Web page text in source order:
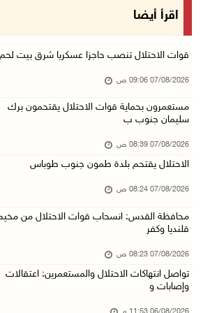
48 إصابة منذ بدء عدوان الاحتلال على مخيم قلند ...
الاحتلال يعتقل شابين من المغير
06/آب/2026 10:27 م
06/آب/2026 10:01 م
رئيس بلدية الخليل يطلع وفدا أميركيا على
06/آب/2026 09:59 م
إصابة مسن بجروح ورضوض إثر اعتداء جيش
06/آب/2026 09:13 م
ورشة توصي بخطة عاجلة لاستعادة التعليم
اقرأ أيضا
قوات الاحتلال تنصب حاجزا عسكريا شرق بيت لحم
07/08/2026 09:06 ص
مستعمرون بحماية قوات الاحتلال يقتحمون برك
سليمان جنوب ب
07/08/2026 08:39 ص
الاحتلال يقتحم بلدة طمون جنوب طوباس
07/08/2026 08:24 ص
محافظة القدس: انسحاب قوات الاحتلال من
قلنديا وكفر
07/08/2026 08:23 ص
تواصل انتهاكات الاحتلال والمستعمرين: اعتقالات
وإصابات و